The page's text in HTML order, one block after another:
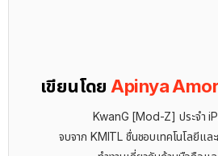
เขียนโดย Apinya
KwanG [Mod-Z] ประจำ
จบจาก KMITL ชื่นชอบเทคโนโลยีแล